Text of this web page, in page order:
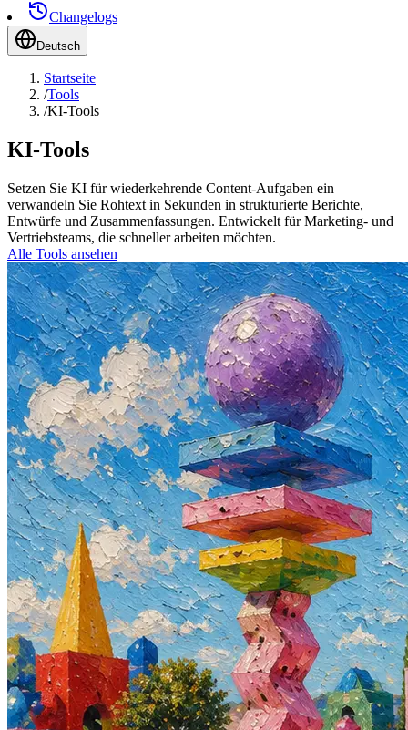
Changelogs
Deutsch
Startseite
/Tools
/KI-Tools
KI-Tools
Setzen Sie KI für wiederkehrende Content-Aufgaben ein —
verwandeln Sie Rohtext in Sekunden in strukturierte Berichte,
Entwürfe und Zusammenfassungen. Entwickelt für Marketing- und
Vertriebsteams, die schneller arbeiten möchten.
Alle Tools ansehen